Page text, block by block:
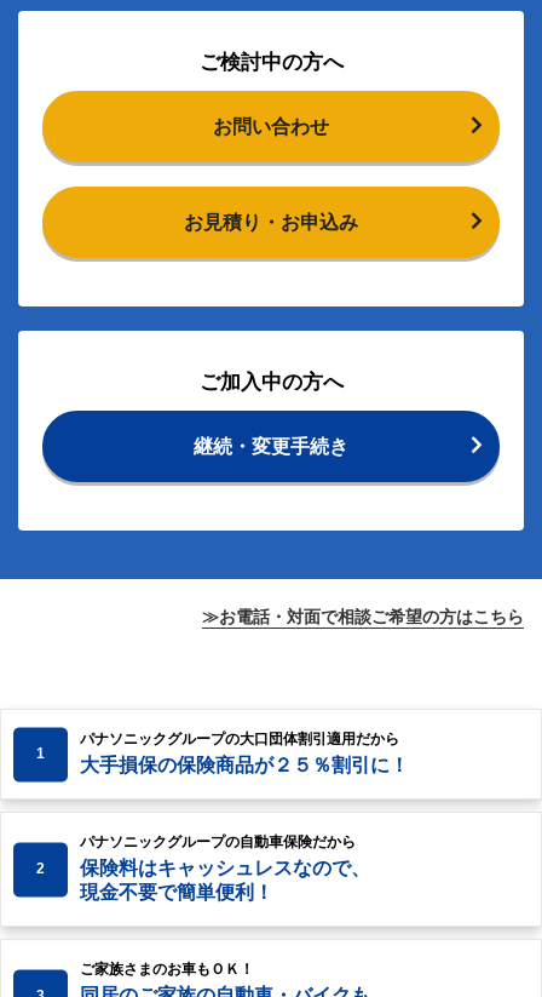
ご検討中の方へ
お問い合わせ
お見積り・お申込み
ご加入中の方へ
継続・変更手続き
≫お電話・対面で相談ご希望の方はこちら
1
パナソニックグループの大口団体割引適用だから
大手損保の保険商品が２５％割引に！
2
パナソニックグループの自動車保険だから
保険料はキャッシュレスなので、
現金不要で簡単便利！
ご家族さまのお車もＯＫ！